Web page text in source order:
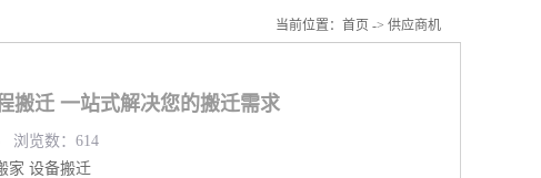
当前位置： 首页 -> 供应商机
搬迁 一站式解决您的搬迁需求
浏览数：614
家 设备搬迁